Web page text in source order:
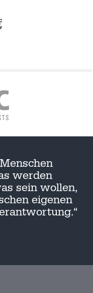
werden
sein wollen,
eigenen